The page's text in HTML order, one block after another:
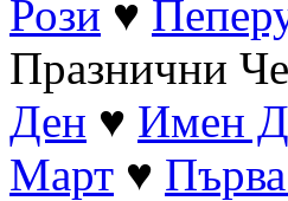
Рози ♥
Празнични
Ден ♥ Имен
Март ♥